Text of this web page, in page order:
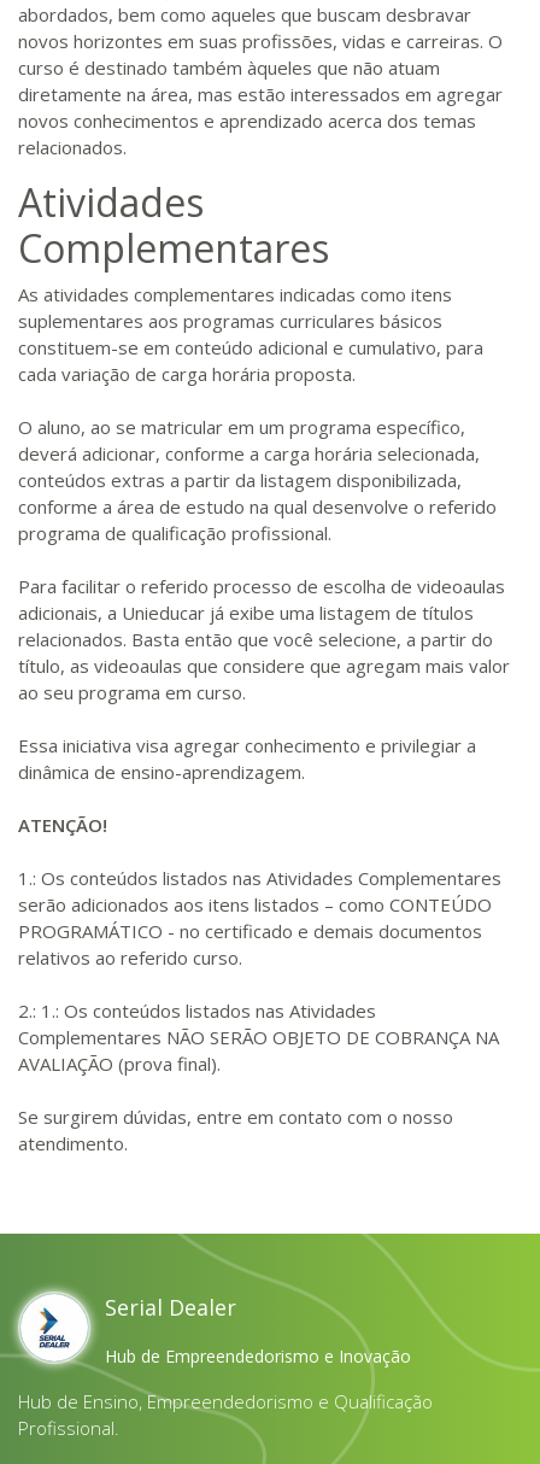
abordados, bem como aqueles que buscam desbravar
novos horizontes em suas profissões, vidas e carreiras. O
curso é destinado também àqueles que não atuam
diretamente na área, mas estão interessados em agregar
novos conhecimentos e aprendizado acerca dos temas
relacionados.
Atividades
Complementares
As atividades complementares indicadas como itens
suplementares aos programas curriculares básicos
constituem-se em conteúdo adicional e cumulativo, para
cada variação de carga horária proposta.
O aluno, ao se matricular em um programa específico,
deverá adicionar, conforme a carga horária selecionada,
conteúdos extras a partir da listagem disponibilizada,
conforme a área de estudo na qual desenvolve o referido
programa de qualificação profissional.
Para facilitar o referido processo de escolha de videoaulas
adicionais, a Unieducar já exibe uma listagem de títulos
relacionados. Basta então que você selecione, a partir do
título, as videoaulas que considere que agregam mais valor
ao seu programa em curso.
Essa iniciativa visa agregar conhecimento e privilegiar a
dinâmica de ensino-aprendizagem.
ATENÇÃO!
1.: Os conteúdos listados nas Atividades Complementares
serão adicionados aos itens listados – como CONTEÚDO
PROGRAMÁTICO - no certificado e demais documentos
relativos ao referido curso.
2.: 1.: Os conteúdos listados nas Atividades
Complementares NÃO SERÃO OBJETO DE COBRANÇA NA
AVALIAÇÃO (prova final).
Se surgirem dúvidas, entre em contato com o nosso
atendimento.
Serial Dealer
Hub de Empreendedorismo e Inovação
Hub de Ensino, Empreendedorismo e Qualificação
Profissional.